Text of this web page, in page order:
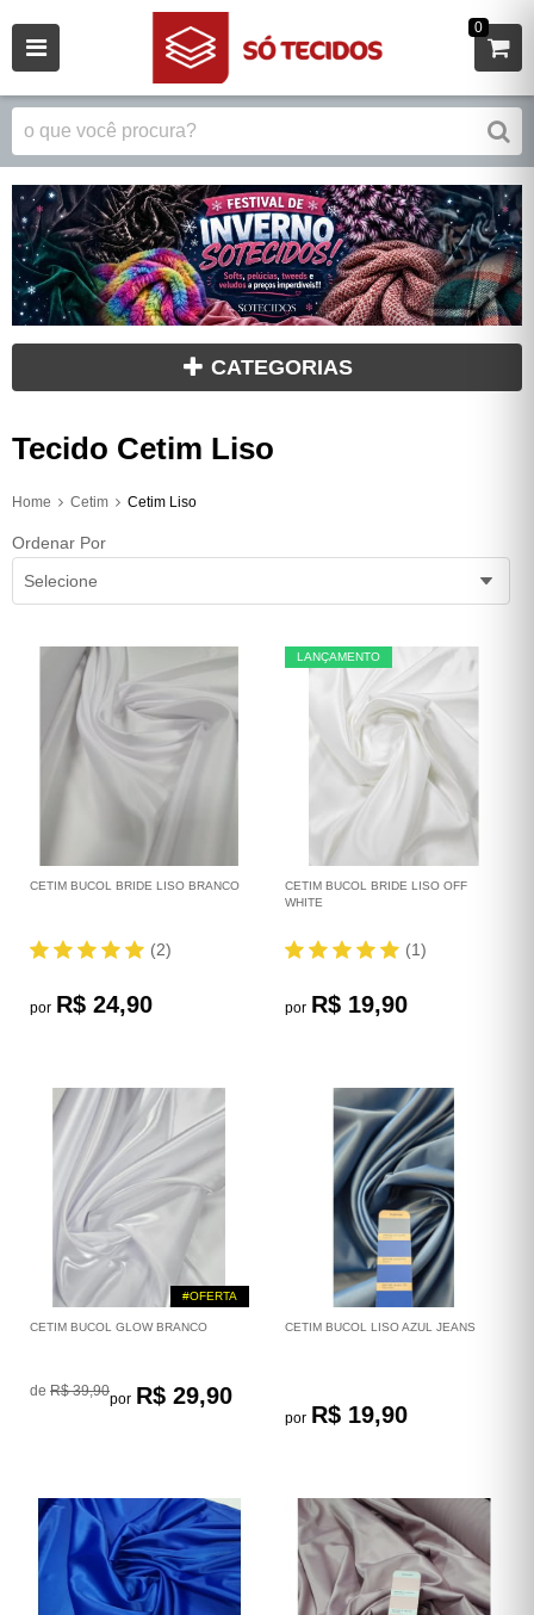
0
CATEGORIAS
Tecido Cetim Liso
Home Cetim Cetim Liso
Ordenar Por
Selecione
CETIM BUCOL BRIDE LISO BRANCO
(2)
por R$ 24,90
LANÇAMENTO
CETIM BUCOL BRIDE LISO OFF
WHITE
(1)
por R$ 19,90
#OFERTA
CETIM BUCOL GLOW BRANCO
de R$ 39,90por R$ 29,90
CETIM BUCOL LISO AZUL JEANS
por R$ 19,90